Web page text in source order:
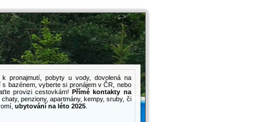
pronajmutí, pobyty u vody, dovolená na
s bazénem, vyberte si pronájem v ČR, nebo
provizi cestovkám!Přímé kontakty na
chaty, penziony,apartmány,kempy,sruby, či
, ubytování na léto 2025.